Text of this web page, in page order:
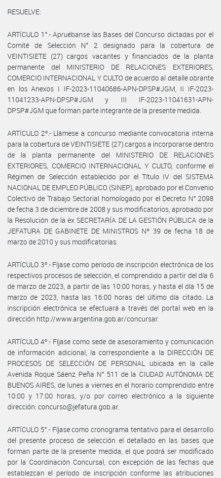
RESUELVE:
ARTÍCULO 1°.- Apruébanse las Bases del Concurso dictadas por el
Comité de Selección N° 2 designado para la cobertura de
VEINTISIETE (27) cargos vacantes y financiados de la planta
permanente del MINISTERIO DE RELACIONES EXTERIORES,
COMERCIO INTERNACIONAL Y CULTO de acuerdo al detalle obrante
en los Anexos I IF-2023-11040686-APN-DPSP#JGM, II IF-2023-
11041233-APN-DPSP#JGM y III IF-2023-11041631-APN-
DPSP#JGM que forman parte integrante de la presente medida.
ARTÍCULO 2º.- Llámese a concurso mediante convocatoria interna
para la cobertura de VEINTISIETE (27) cargos a incorporarse dentro
de la planta permanente del MINISTERIO DE RELACIONES
EXTERIORES, COMERCIO INTERNACIONAL Y CULTO, conforme el
Régimen de Selección establecido por el Título IV del SISTEMA
NACIONAL DE EMPLEO PÚBLICO (SINEP), aprobado por el Convenio
Colectivo de Trabajo Sectorial homologado por el Decreto N° 2098
de fecha 3 de diciembre de 2008 y sus modificatorios, aprobado por
la Resolución de la ex SECRETARÍA DE LA GESTIÓN PÚBLICA de la
JEFATURA DE GABINETE DE MINISTROS Nº 39 de fecha 18 de
marzo de 2010 y sus modificatorias.
ARTÍCULO 3º.- Fíjase como período de inscripción electrónica de los
respectivos procesos de selección, el comprendido a partir del día 6
de marzo de 2023, a partir de las 10:00 horas, y hasta el día 15 de
marzo de 2023, hasta las 16:00 horas del último día citado. La
inscripción electrónica se efectuará a través del portal web en la
dirección http://www.argentina.gob.ar/concursar.
ARTÍCULO 4º.- Fíjase como sede de asesoramiento y comunicación
de información adicional, la correspondiente a la DIRECCIÓN DE
PROCESOS DE SELECCIÓN DE PERSONAL ubicada en la calle
Avenida Roque Sáenz Peña N° 511 de la CIUDAD AUTÓNOMA DE
BUENOS AIRES, de lunes a viernes en el horario comprendido entre
10:00 y 17:00 horas, y/o por correo electrónico a la siguiente
dirección: concurso@jefatura.gob.ar.
ARTÍCULO 5°.- Fíjase como cronograma tentativo para el desarrollo
del presente proceso de selección el detallado en las bases que
forman parte de la presente medida, el que podrá ser modificado
por la Coordinación Concursal, con excepción de las fechas que
establezcan el período de inscripción conforme las atribuciones